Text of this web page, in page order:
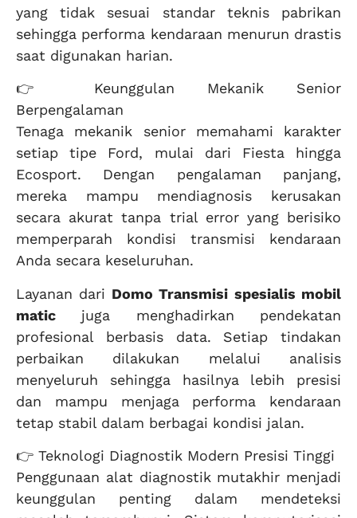
yang tidak sesuai standar teknis pabrikan
sehingga performa kendaraan menurun drastis
saat digunakan harian.
👉 Keunggulan Mekanik Senior
Berpengalaman
Tenaga mekanik senior memahami karakter
setiap tipe Ford, mulai dari Fiesta hingga
Ecosport. Dengan pengalaman panjang,
mereka mampu mendiagnosis kerusakan
secara akurat tanpa trial error yang berisiko
memperparah kondisi transmisi kendaraan
Anda secara keseluruhan.
Layanan dari Domo Transmisi spesialis mobil
matic juga menghadirkan pendekatan
profesional berbasis data. Setiap tindakan
perbaikan dilakukan melalui analisis
menyeluruh sehingga hasilnya lebih presisi
dan mampu menjaga performa kendaraan
tetap stabil dalam berbagai kondisi jalan.
👉 Teknologi Diagnostik Modern Presisi Tinggi
Penggunaan alat diagnostik mutakhir menjadi
keunggulan penting dalam mendeteksi